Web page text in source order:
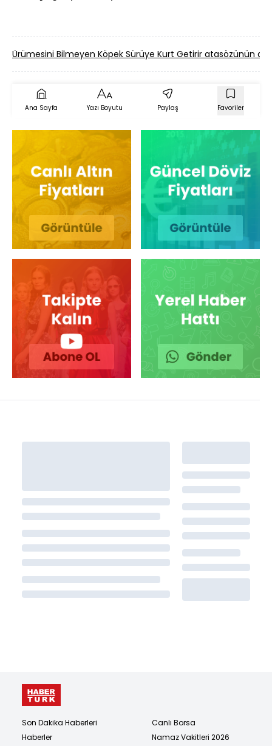
Ürümesini Bilmeyen Köpek Sürüye Kurt Getirir atasözünün
Ana Sayfa Yazı Boyutu Paylaş Favoriler
Son Dakika Haberleri
Haberler
Canlı Borsa
Namaz Vakitleri 2026